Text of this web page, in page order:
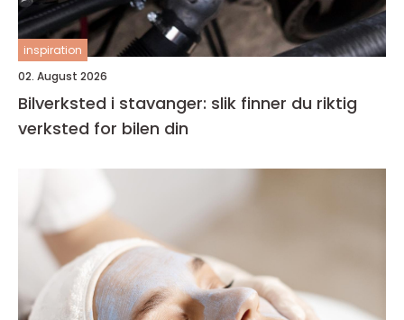
inspiration
02. August 2026
Bilverksted i stavanger: slik finner du riktig
verksted for bilen din